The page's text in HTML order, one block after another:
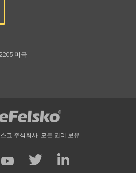
미국
코 주식회사. 모든 권리 보유.